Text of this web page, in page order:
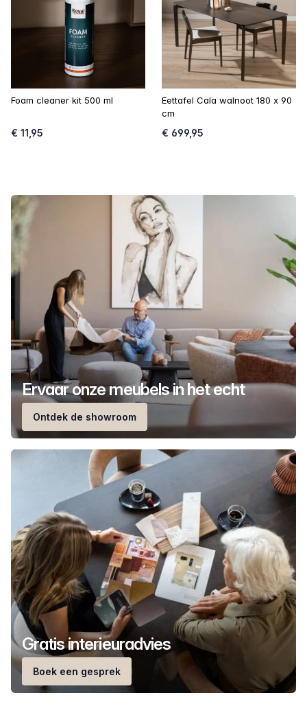
Foam cleaner kit 500 ml
€ 11,95
Eettafel Cala walnoot 180 x 90
cm
€ 699,95
Ervaar onze meubels in het echt
Ontdek de showroom
Gratis interieuradvies
Boek een gesprek